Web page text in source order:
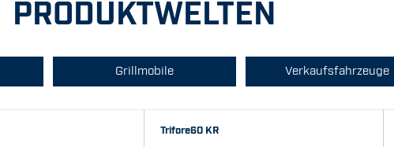
PRODUKTWELTEN
Grillmobile Verkaufsfahrzeuge
Trifore60 KR